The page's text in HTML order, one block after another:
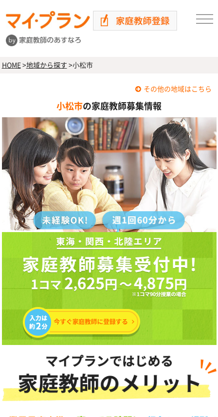
HOME>地域から探す >小松市
その他の地域はこちら
小松市の家庭教師募集情報